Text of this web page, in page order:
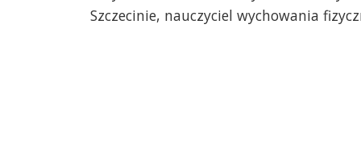
Szczecinie, nauczyciel wychowania